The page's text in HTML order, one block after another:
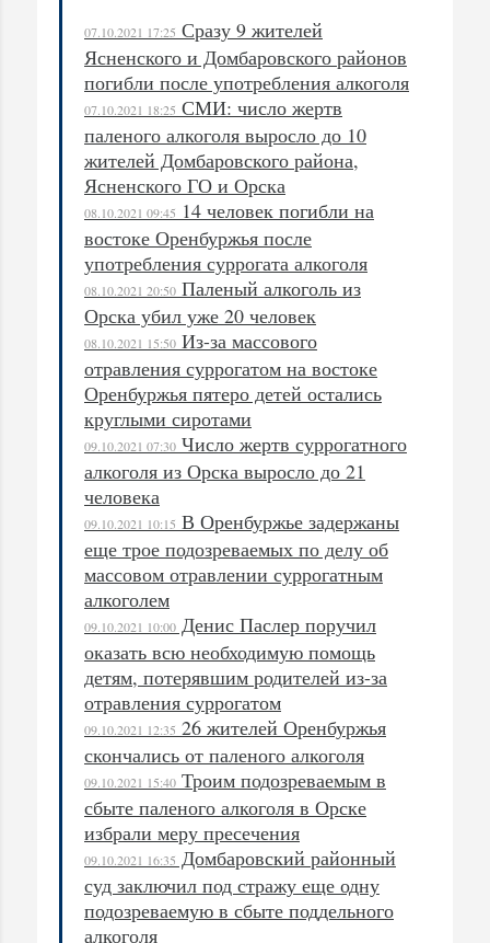
07.10.2021 17:25 Сразу 9 жителей
Ясненского и Домбаровского районов
погибли после употребления алкоголя
07.10.2021 18:25 СМИ: число жертв
паленого алкоголя выросло до 10
жителей Домбаровского района,
Ясненского ГО и Орска
08.10.2021 09:45 14 человек погибли на
востоке Оренбуржья после
употребления суррогата алкоголя
08.10.2021 20:50 Паленый алкоголь из
Орска убил уже 20 человек
08.10.2021 15:50 Из-за массового
отравления суррогатом на востоке
Оренбуржья пятеро детей остались
круглыми сиротами
09.10.2021 07:30 Число жертв суррогатного
алкоголя из Орска выросло до 21
человека
09.10.2021 10:15 В Оренбуржье задержаны
еще трое подозреваемых по делу об
массовом отравлении суррогатным
алкоголем
09.10.2021 10:00 Денис Паслер поручил
оказать всю необходимую помощь
детям, потерявшим родителей из-за
отравления суррогатом
09.10.2021 12:35 26 жителей Оренбуржья
скончались от паленого алкоголя
09.10.2021 15:40 Троим подозреваемым в
сбыте паленого алкоголя в Орске
избрали меру пресечения
09.10.2021 16:35 Домбаровский районный
суд заключил под стражу еще одну
подозреваемую в сбыте поддельного
алкоголя